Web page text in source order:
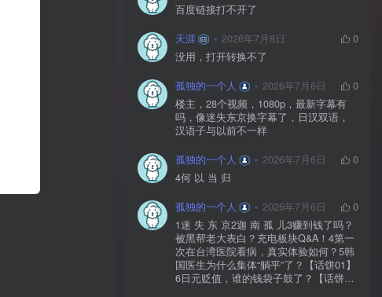
百度链接打不开了
天涯 2026年7月8日
0
没用，打开转换不了
孤独的一个人 2026年7月6日
0
楼主，28个视频，1080p，最新字幕有
吗，像迷失东京换字幕了，日汉双语，
汉语子与以前不一样
孤独的一个人 2026年7月6日
0
4何 以 当 归
孤独的一个人 2026年7月6日
0
1迷 失 东 京2迦 南 孤 儿3赚到钱了吗？
被黑帮老大表白？充电板块Q&A！4第一
次在台湾医院看病，真实体验如何？5韩
国医生为什么集体“躺平”了？【话饼01】
6日元贬值，谁的钱袋子鼓了？【话饼